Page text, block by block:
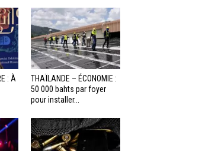
: À
THAÏLANDE – ÉCONOMIE :
50 000 bahts par foyer
pour installer...